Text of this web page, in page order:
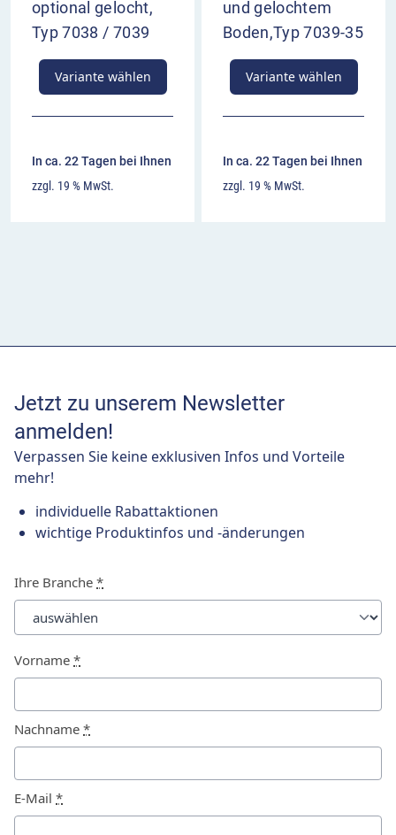
optional gelocht,
Typ 7038 / 7039
Variante wählen
In ca. 22 Tagen bei Ihnen
zzgl. 19 % MwSt.
und gelochtem
Boden,Typ 7039-35
Variante wählen
In ca. 22 Tagen bei Ihnen
zzgl. 19 % MwSt.
Jetzt zu unserem Newsletter
anmelden!
Verpassen Sie keine exklusiven Infos und Vorteile
mehr!
individuelle Rabattaktionen
wichtige Produktinfos und -änderungen
Ihre Branche *
Vorname *
Nachname *
E-Mail *